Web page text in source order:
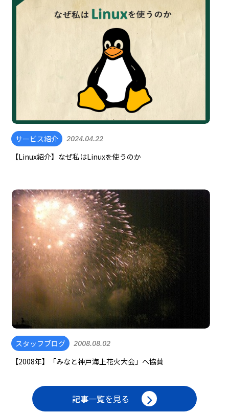
サービス紹介 2024.04.22
【Linux紹介】なぜ私はLinuxを使うのか
スタッフブログ 2008.08.02
【2008年】「みなと神戸海上花火大会」へ協賛
記事一覧を見る